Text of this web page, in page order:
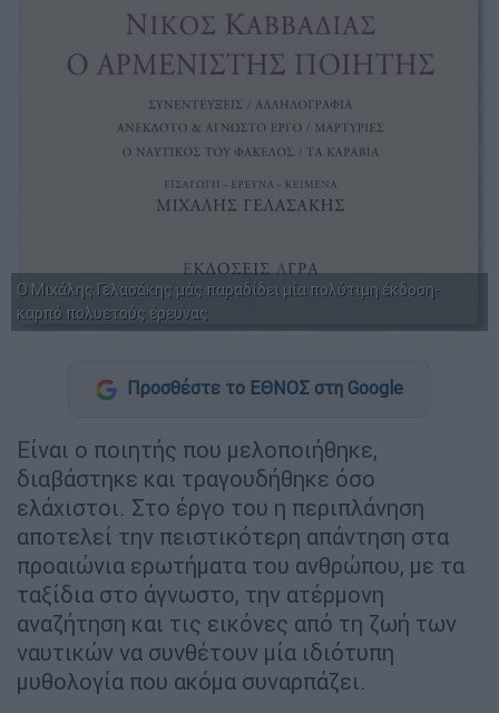
Ο Μιχάλης Γελασάκης μάς παραδίδει μία πολύτιμη έκδοση-
καρπό πολυετούς έρευνας
Προσθέστε το ΕΘΝΟΣ στη Google
Είναι ο ποιητής που μελοποιήθηκε,
διαβάστηκε και τραγουδήθηκε όσο
ελάχιστοι. Στο έργο του η περιπλάνηση
αποτελεί την πειστικότερη απάντηση στα
προαιώνια ερωτήματα του ανθρώπου, με τα
ταξίδια στο άγνωστο, την ατέρμονη
αναζήτηση και τις εικόνες από τη ζωή των
ναυτικών να συνθέτουν μία ιδιότυπη
μυθολογία που ακόμα συναρπάζει.